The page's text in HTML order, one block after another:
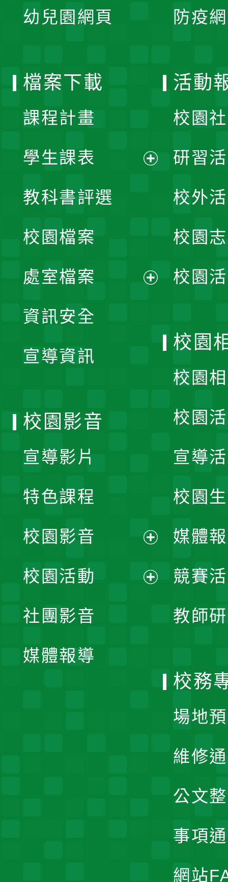
幼兒園網頁 防疫
檔案下載
課程計畫
學生課表
單
教科書評選
校園檔案
處室檔案
資訊安全
宣導資訊
活動
校園
研習
校外
校園
校園
校園
校園
校園
宣導
校園
媒體
競賽
教師
校園影音
宣導影片
特色課程
校園影音
開
校園活動
社團影音
媒體報導
校務
場地
維修
公文
事項
網站